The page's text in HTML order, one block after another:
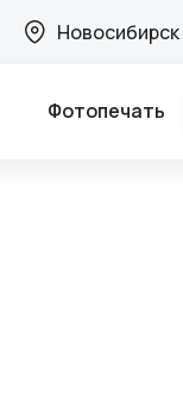
Новосибирск
Фотопечать